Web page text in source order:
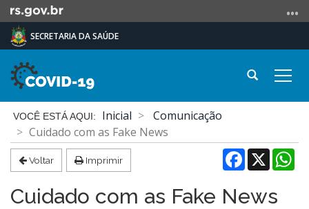
para
para
o
menu
para
busca
SECRETARIA DA SAÚDE
Abrir
Início
conteúdo
Inicial
Comunicação
Cuidado com as Fake News
Voltar Imprimir Facebook
X
Cuidado com as Fake News